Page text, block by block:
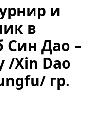
и
в
Син Дао –
/Xin Dao
гр.